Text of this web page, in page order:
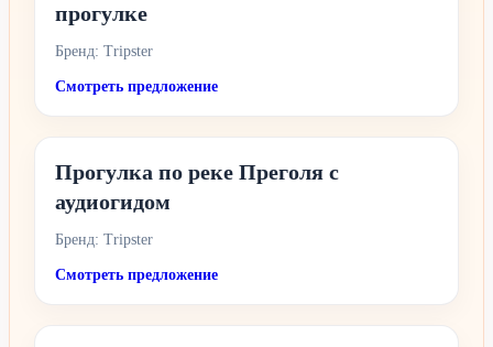
прогулке
Бренд: Tripster
Смотреть предложение
Прогулка по реке Преголя с
аудиогидом
Бренд: Tripster
Смотреть предложение